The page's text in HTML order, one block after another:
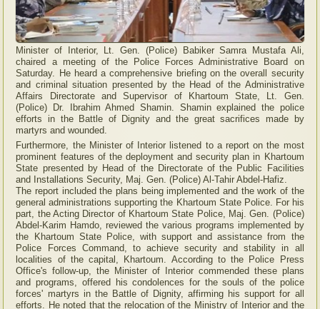
Minister of Interior, Lt. Gen. (Police) Babiker Samra Mustafa Ali,
chaired a meeting of the Police Forces Administrative Board on
Saturday. He heard a comprehensive briefing on the overall security
and criminal situation presented by the Head of the Administrative
Affairs Directorate and Supervisor of Khartoum State, Lt. Gen.
(Police) Dr. Ibrahim Ahmed Shamin. Shamin explained the police
efforts in the Battle of Dignity and the great sacrifices made by
martyrs and wounded.
Furthermore, the Minister of Interior listened to a report on the most
prominent features of the deployment and security plan in Khartoum
State presented by Head of the Directorate of the Public Facilities
and Installations Security, Maj. Gen. (Police) Al-Tahir Abdel-Hafiz.
The report included the plans being implemented and the work of the
general administrations supporting the Khartoum State Police. For his
part, the Acting Director of Khartoum State Police, Maj. Gen. (Police)
Abdel-Karim Hamdo, reviewed the various programs implemented by
the Khartoum State Police, with support and assistance from the
Police Forces Command, to achieve security and stability in all
localities of the capital, Khartoum. According to the Police Press
Office's follow-up, the Minister of Interior commended these plans
and programs, offered his condolences for the souls of the police
forces' martyrs in the Battle of Dignity, affirming his support for all
efforts. He noted that the relocation of the Ministry of Interior and the